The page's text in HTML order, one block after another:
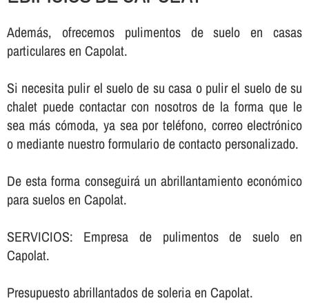
Además, ofrecemos pulimentos de suelo en casas
particulares en Capolat.
Si necesita pulir el suelo de su casa o pulir el suelo de su
chalet puede contactar con nosotros de la forma que le
sea más cómoda, ya sea por teléfono, correo electrónico
o mediante nuestro formulario de contacto personalizado.
De esta forma conseguirá un abrillantamiento económico
para suelos en Capolat.
SERVICIOS: Empresa de pulimentos de suelo en
Capolat.
Presupuesto abrillantados de soleria en Capolat.